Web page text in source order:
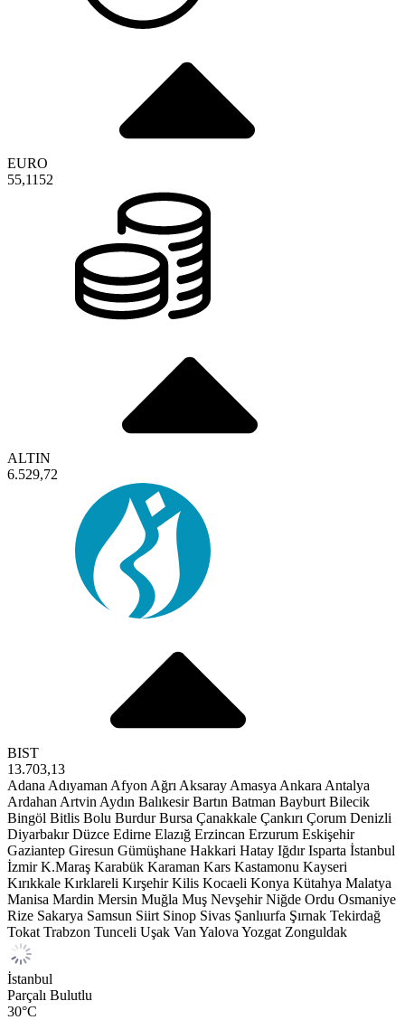
EURO
55,1152
ALTIN
6.529,72
BIST
13.703,13
Adana Adıyaman Afyon Ağrı Aksaray Amasya Ankara Antalya
Ardahan Artvin Aydın Balıkesir Bartın Batman Bayburt Bilecik
Bingöl Bitlis Bolu Burdur Bursa Çanakkale Çankırı Çorum Denizli
Diyarbakır Düzce Edirne Elazığ Erzincan Erzurum Eskişehir
Gaziantep Giresun Gümüşhane Hakkari Hatay Iğdır Isparta İstanbul
İzmir K.Maraş Karabük Karaman Kars Kastamonu Kayseri
Kırıkkale Kırklareli Kırşehir Kilis Kocaeli Konya Kütahya Malatya
Manisa Mardin Mersin Muğla Muş Nevşehir Niğde Ordu Osmaniye
Rize Sakarya Samsun Siirt Sinop Sivas Şanlıurfa Şırnak Tekirdağ
Tokat Trabzon Tunceli Uşak Van Yalova Yozgat Zonguldak
İstanbul
Parçalı Bulutlu
30°C